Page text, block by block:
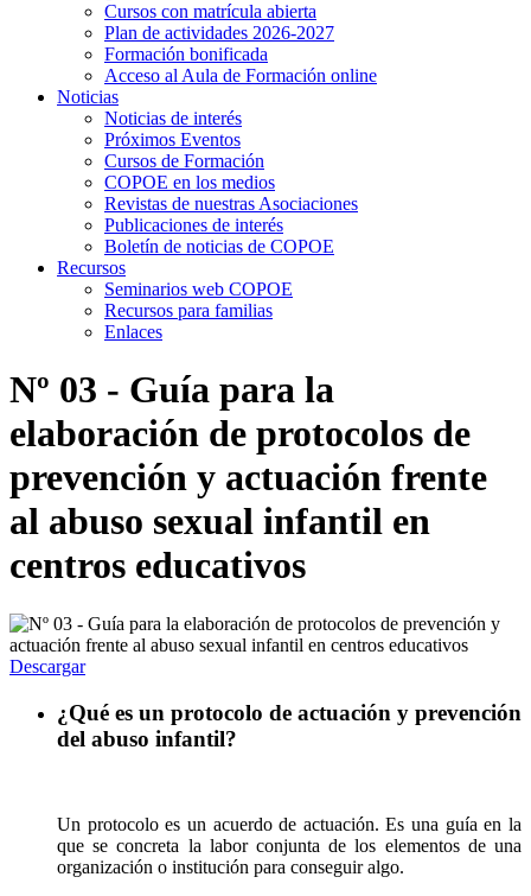
Cursos con matrícula abierta
Plan de actividades 2026-2027
Formación bonificada
Acceso al Aula de Formación online
Noticias
Noticias de interés
Próximos Eventos
Cursos de Formación
COPOE en los medios
Revistas de nuestras Asociaciones
Publicaciones de interés
Boletín de noticias de COPOE
Recursos
Seminarios web COPOE
Recursos para familias
Enlaces
Nº 03 - Guía para la
elaboración de protocolos de
prevención y actuación frente
al abuso sexual infantil en
centros educativos
Descargar
¿Qué es un protocolo de actuación y prevención
del abuso infantil?
Un protocolo es un acuerdo de actuación. Es una guía en la
que se concreta la labor conjunta de los elementos de una
organización o institución para conseguir algo.